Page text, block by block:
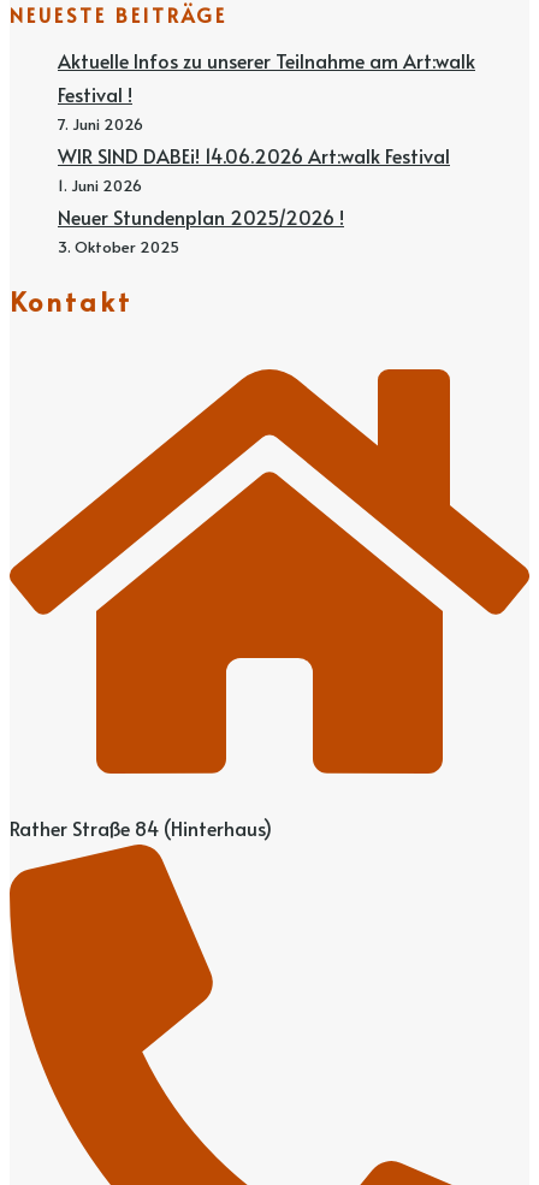
NEUESTE BEITRÄGE
Aktuelle Infos zu unserer Teilnahme am Art:walk
Festival !
7. Juni 2026
WIR SIND DABEi! 14.06.2026 Art:walk Festival
1. Juni 2026
Neuer Stundenplan 2025/2026 !
3. Oktober 2025
Kontakt
Rather Straße 84 (Hinterhaus)